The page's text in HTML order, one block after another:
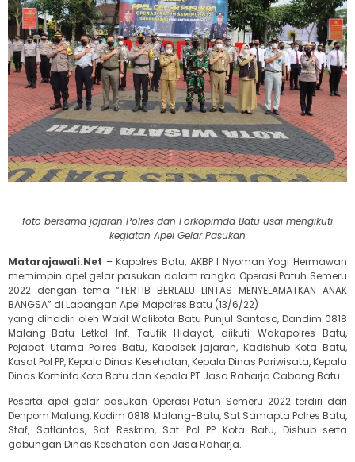
foto bersama jajaran Polres dan Forkopimda Batu usai mengikuti
kegiatan Apel Gelar Pasukan
Matarajawali.Net – Kapolres Batu, AKBP I Nyoman Yogi Hermawan
memimpin apel gelar pasukan dalam rangka Operasi Patuh Semeru
2022 dengan tema “TERTIB BERLALU LINTAS MENYELAMATKAN ANAK
BANGSA” di Lapangan Apel Mapolres Batu (13/6/22)
yang dihadiri oleh Wakil Walikota Batu Punjul Santoso, Dandim 0818
Malang-Batu Letkol Inf. Taufik Hidayat, diikuti Wakapolres Batu,
Pejabat Utama Polres Batu, Kapolsek jajaran, Kadishub Kota Batu,
Kasat Pol PP, Kepala Dinas Kesehatan, Kepala Dinas Pariwisata, Kepala
Dinas Kominfo Kota Batu dan Kepala PT Jasa Raharja Cabang Batu.
Peserta apel gelar pasukan Operasi Patuh Semeru 2022 terdiri dari
Denpom Malang, Kodim 0818 Malang-Batu, Sat Samapta Polres Batu,
Staf, Satlantas, Sat Reskrim, Sat Pol PP Kota Batu, Dishub serta
gabungan Dinas Kesehatan dan Jasa Raharja.